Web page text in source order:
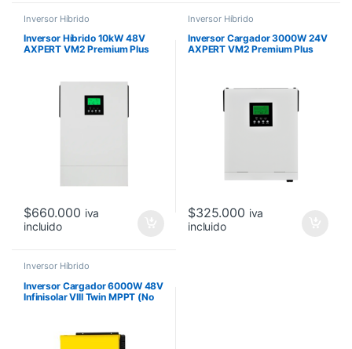
Inversor Híbrido
Inversor Híbrido 10kW 48V
AXPERT VM2 Premium Plus
$660.000 iva
incluido
Inversor Híbrido
Inversor Cargador 3000W 24V
AXPERT VM2 Premium Plus
$325.000 iva
incluido
Inversor Híbrido
Inversor Cargador 6000W 48V
Infinisolar VIII Twin MPPT (No